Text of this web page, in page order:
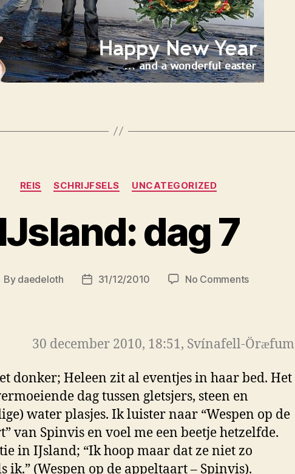
Categories
REIS SCHRIJFSELS UNCATEGORIZED
IJsland: dag 7
By daedeloth
Post31/12/2010 No Commentson
30 december 2010, 18:51, Svínafell-Öræfum
donker; Heleen zit al eventjes in haar bed. Het
dag tussen gletsjers, steen en
water plasjes. Ik luister naar “Wespen op de
van Spinvis en voel me een beetje hetzelfde.
in IJsland; “Ik hoop maar dat ze niet zo
ik.” (Wespen op de appeltaart – Spinvis).